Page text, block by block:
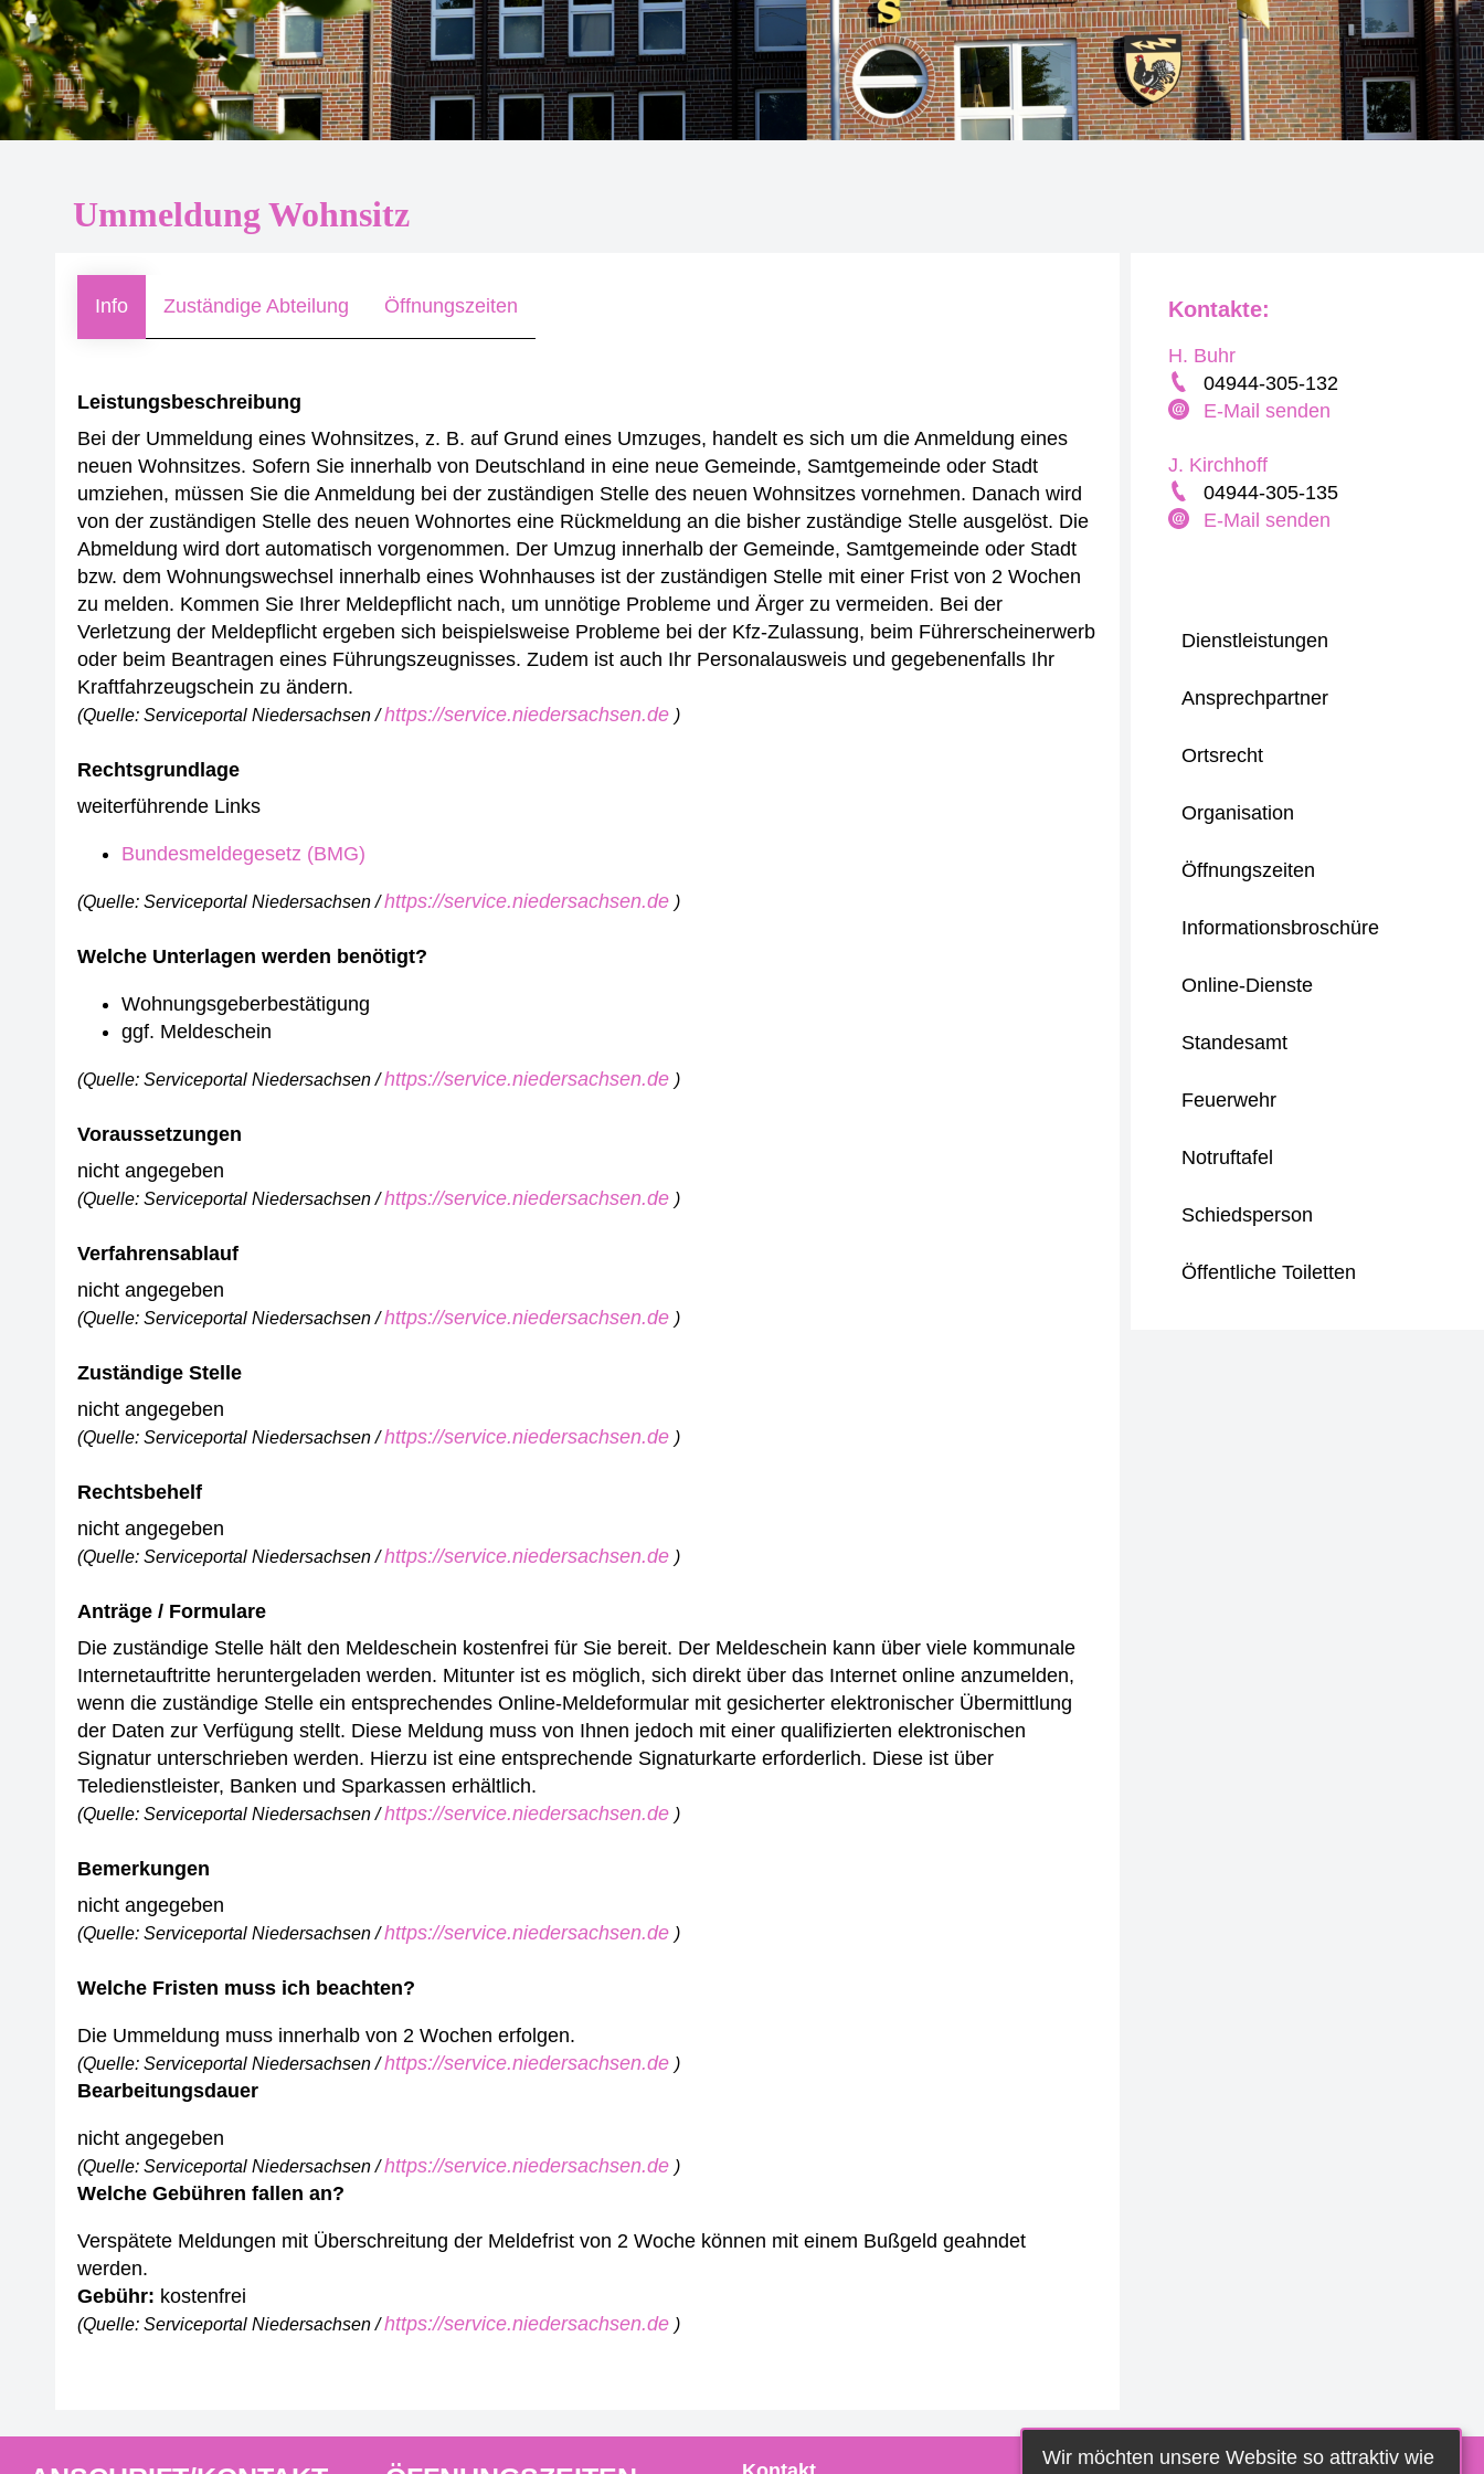
Ummeldung Wohnsitz
Info Zuständige Abteilung Öffnungszeiten
Leistungsbeschreibung
Bei der Ummeldung eines Wohnsitzes, z. B. auf Grund eines Umzuges, handelt es sich um die Anmeldung eines
neuen Wohnsitzes. Sofern Sie innerhalb von Deutschland in eine neue Gemeinde, Samtgemeinde oder Stadt
umziehen, müssen Sie die Anmeldung bei der zuständigen Stelle des neuen Wohnsitzes vornehmen. Danach wird
von der zuständigen Stelle des neuen Wohnortes eine Rückmeldung an die bisher zuständige Stelle ausgelöst. Die
Abmeldung wird dort automatisch vorgenommen. Der Umzug innerhalb der Gemeinde, Samtgemeinde oder Stadt
bzw. dem Wohnungswechsel innerhalb eines Wohnhauses ist der zuständigen Stelle mit einer Frist von 2 Wochen
zu melden. Kommen Sie Ihrer Meldepflicht nach, um unnötige Probleme und Ärger zu vermeiden. Bei der
Verletzung der Meldepflicht ergeben sich beispielsweise Probleme bei der Kfz-Zulassung, beim Führerscheinerwerb
oder beim Beantragen eines Führungszeugnisses. Zudem ist auch Ihr Personalausweis und gegebenenfalls Ihr
Kraftfahrzeugschein zu ändern.
(Quelle: Serviceportal Niedersachsen /https://service.niedersachsen.de )
Rechtsgrundlage
weiterführende Links
Bundesmeldegesetz (BMG)
(Quelle: Serviceportal Niedersachsen /https://service.niedersachsen.de )
Welche Unterlagen werden benötigt?
Wohnungsgeberbestätigung
ggf. Meldeschein
(Quelle: Serviceportal Niedersachsen /https://service.niedersachsen.de )
Voraussetzungen
nicht angegeben
(Quelle: Serviceportal Niedersachsen /https://service.niedersachsen.de )
Verfahrensablauf
nicht angegeben
(Quelle: Serviceportal Niedersachsen /https://service.niedersachsen.de )
Zuständige Stelle
nicht angegeben
(Quelle: Serviceportal Niedersachsen /https://service.niedersachsen.de )
Rechtsbehelf
nicht angegeben
(Quelle: Serviceportal Niedersachsen /https://service.niedersachsen.de )
Anträge / Formulare
Die zuständige Stelle hält den Meldeschein kostenfrei für Sie bereit. Der Meldeschein kann über viele kommunale
Internetauftritte heruntergeladen werden. Mitunter ist es möglich, sich direkt über das Internet online anzumelden,
wenn die zuständige Stelle ein entsprechendes Online-Meldeformular mit gesicherter elektronischer Übermittlung
der Daten zur Verfügung stellt. Diese Meldung muss von Ihnen jedoch mit einer qualifizierten elektronischen
Signatur unterschrieben werden. Hierzu ist eine entsprechende Signaturkarte erforderlich. Diese ist über
Teledienstleister, Banken und Sparkassen erhältlich.
(Quelle: Serviceportal Niedersachsen /https://service.niedersachsen.de )
Bemerkungen
nicht angegeben
(Quelle: Serviceportal Niedersachsen /https://service.niedersachsen.de )
Welche Fristen muss ich beachten?
Die Ummeldung muss innerhalb von 2 Wochen erfolgen.
(Quelle: Serviceportal Niedersachsen /https://service.niedersachsen.de )
Bearbeitungsdauer
nicht angegeben
(Quelle: Serviceportal Niedersachsen /https://service.niedersachsen.de )
Welche Gebühren fallen an?
Verspätete Meldungen mit Überschreitung der Meldefrist von 2 Woche können mit einem Bußgeld geahndet
werden.
Gebühr: kostenfrei
(Quelle: Serviceportal Niedersachsen /https://service.niedersachsen.de )
Dienstleistungen
Ansprechpartner
Ortsrecht
Organisation
Öffnungszeiten
Informationsbroschüre
Online-Dienste
Standesamt
Feuerwehr
Notruftafel
Schiedsperson
Öffentliche Toiletten
Kontakte:
H. Buhr
04944-305-132
E-Mail senden
J. Kirchhoff
04944-305-135
E-Mail senden
Wir möchten unsere Website so attraktiv wie